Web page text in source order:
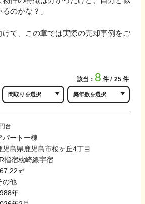
のかな？」
けて、この章では実際の売却事例をご
該当： 8 件 25 件
台
パート一棟
児島県鹿児島市桜ヶ丘4丁目
指宿枕崎線宇宿
㎡
の他
年